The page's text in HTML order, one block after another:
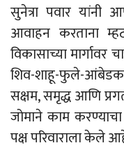
सुनेत्रा पवार यांनी
आवाहन करताना
विकासाच्या मार्गावर
शिव-शाहू-फुले-
सक्षम, समृद्ध आणि प्रगत
जोमाने काम
पक्ष परिवाराला केले